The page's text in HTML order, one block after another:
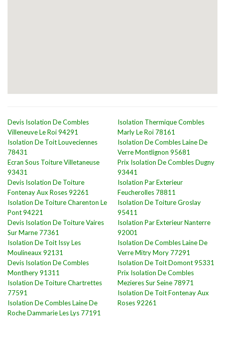
Devis Isolation De Combles
Villeneuve Le Roi 94291
Isolation De Toit Louveciennes
78431
Ecran Sous Toiture Villetaneuse
93431
Devis Isolation De Toiture
Fontenay Aux Roses 92261
Isolation De Toiture Charenton Le
Pont 94221
Devis Isolation De Toiture Vaires
Sur Marne 77361
Isolation De Toit Issy Les
Moulineaux 92131
Devis Isolation De Combles
Montlhery 91311
Isolation De Toiture Chartrettes
77591
Isolation De Combles Laine De
Roche Dammarie Les Lys 77191
Isolation Thermique Combles
Marly Le Roi 78161
Isolation De Combles Laine De
Verre Montlignon 95681
Prix Isolation De Combles Dugny
93441
Isolation Par Exterieur
Feucherolles 78811
Isolation De Toiture Groslay
95411
Isolation Par Exterieur Nanterre
92001
Isolation De Combles Laine De
Verre Mitry Mory 77291
Isolation De Toit Domont 95331
Prix Isolation De Combles
Mezieres Sur Seine 78971
Isolation De Toit Fontenay Aux
Roses 92261